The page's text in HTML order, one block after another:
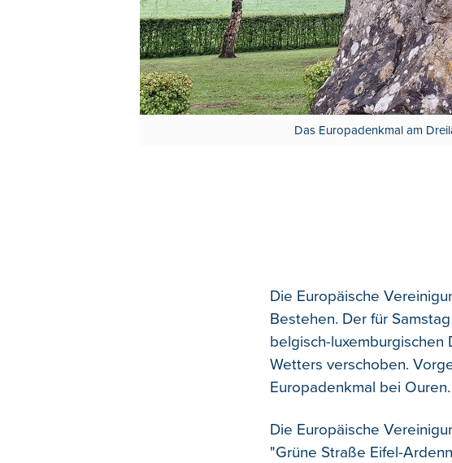
Das Europadenkmal am
Die Europäische
Bestehen. Der für
belgisch-
Wetters verschoben.
Europadenkmal bei
Die Europäische
"Grüne Straße Eifel-